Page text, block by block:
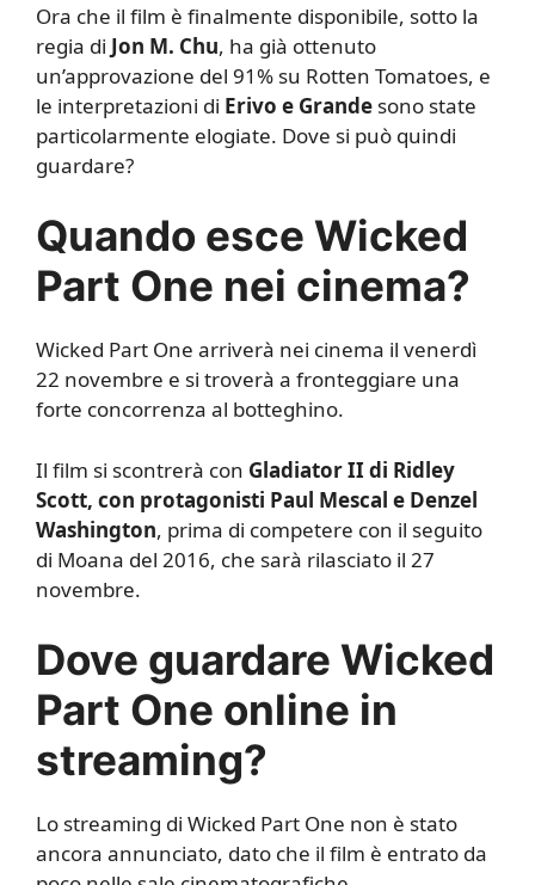
Ora che il film è finalmente disponibile, sotto la
regia di Jon M. Chu, ha già ottenuto
un’approvazione del 91% su Rotten Tomatoes, e
le interpretazioni di Erivo e Grande sono state
particolarmente elogiate. Dove si può quindi
guardare?
Quando esce Wicked
Part One nei cinema?
Wicked Part One arriverà nei cinema il venerdì
22 novembre e si troverà a fronteggiare una
forte concorrenza al botteghino.
Il film si scontrerà con Gladiator II di Ridley
Scott, con protagonisti Paul Mescal e Denzel
Washington, prima di competere con il seguito
di Moana del 2016, che sarà rilasciato il 27
novembre.
Dove guardare Wicked
Part One online in
streaming?
Lo streaming di Wicked Part One non è stato
ancora annunciato, dato che il film è entrato da